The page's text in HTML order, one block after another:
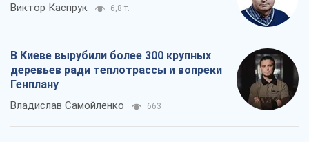
Виктор Каспрук 6,8 т.
В Киеве вырубили более 300 крупных
деревьев ради теплотрассы и вопреки
Генплану
Владислав Самойленко 663